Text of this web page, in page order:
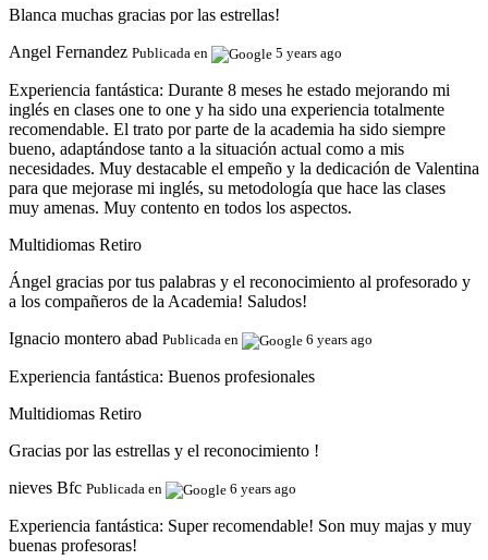
Blanca muchas gracias por las estrellas!
Angel Fernandez Publicada en 5 years ago
Experiencia fantástica: Durante 8 meses he estado mejorando mi
inglés en clases one to one y ha sido una experiencia totalmente
recomendable. El trato por parte de la academia ha sido siempre
bueno, adaptándose tanto a la situación actual como a mis
necesidades. Muy destacable el empeño y la dedicación de Valentina
para que mejorase mi inglés, su metodología que hace las clases
muy amenas. Muy contento en todos los aspectos.
Multidiomas Retiro
Ángel gracias por tus palabras y el reconocimiento al profesorado y
a los compañeros de la Academia! Saludos!
Ignacio montero abad Publicada en 6 years ago
Experiencia fantástica: Buenos profesionales
Multidiomas Retiro
Gracias por las estrellas y el reconocimiento !
nieves Bfc Publicada en 6 years ago
Experiencia fantástica: Super recomendable! Son muy majas y muy
buenas profesoras!